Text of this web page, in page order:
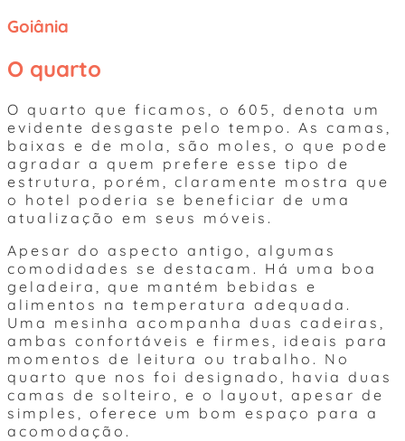
Goiânia
O quarto
O quarto que ficamos, o 605, denota um
evidente desgaste pelo tempo. As camas,
baixas e de mola, são moles, o que pode
agradar a quem prefere esse tipo de
estrutura, porém, claramente mostra que
o hotel poderia se beneficiar de uma
atualização em seus móveis.
Apesar do aspecto antigo, algumas
comodidades se destacam. Há uma boa
geladeira, que mantém bebidas e
alimentos na temperatura adequada.
Uma mesinha acompanha duas cadeiras,
ambas confortáveis e firmes, ideais para
momentos de leitura ou trabalho. No
quarto que nos foi designado, havia duas
camas de solteiro, e o layout, apesar de
simples, oferece um bom espaço para a
acomodação.